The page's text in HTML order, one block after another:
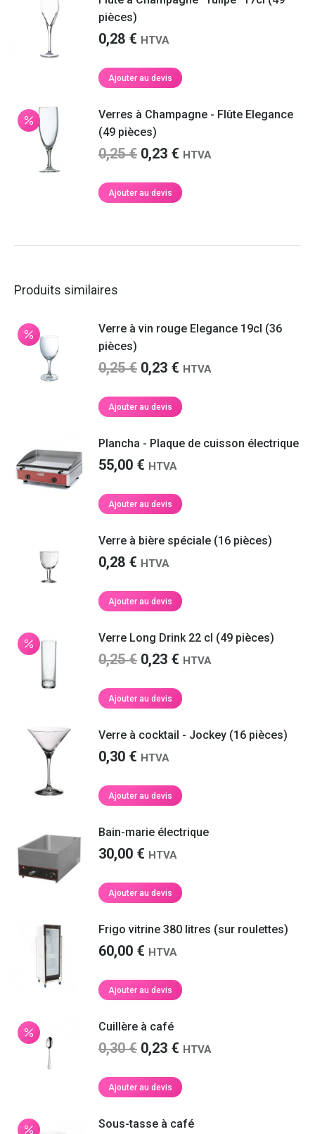
pièces)
0,28 € HTVA
Ajouter au devis
Verres à Champagne - Flûte Elegance
(49 pièces)
0,25€ Le
initial
0,23 € Le
actuel
HTVA
Ajouter au devis
Produits similaires
Verre à vin rouge Elegance 19cl (36
pièces)
0,25€ Le
initial
0,25 €.
0,23 € Le
actuel
0,23 €.
HTVA
Ajouter au devis
Plancha - Plaque de cuisson électrique
55,00 € HTVA
Ajouter au devis
Verre à bière spéciale (16 pièces)
0,28 € HTVA
Ajouter au devis
Verre Long Drink 22 cl (49 pièces)
0,25€ Le
initial
0,25 €.
0,23 € Le
actuel
0,23 €.
HTVA
Ajouter au devis
Verre à cocktail - Jockey (16 pièces)
0,30 € HTVA
Ajouter au devis
Bain-marie électrique
30,00 € HTVA
Ajouter au devis
Frigo vitrine 380 litres (sur roulettes)
60,00 € HTVA
Ajouter au devis
Cuillère à café
0,30€ Le
initial
0,30 €.
0,23 € Le
actuel
0,23 €.
HTVA
Ajouter au devis
Sous-tasse à café